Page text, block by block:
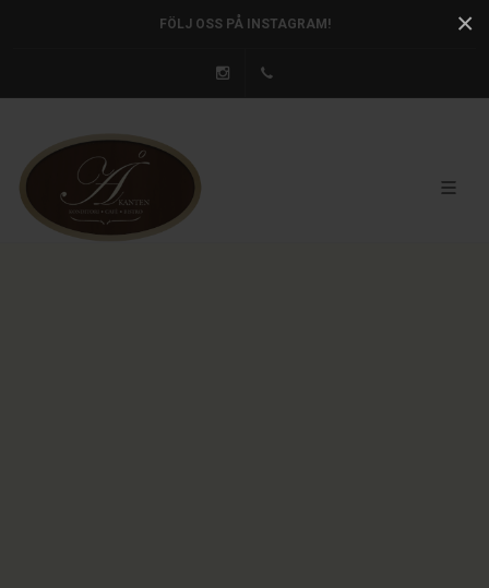
×
FÖLJ OSS PÅ INSTAGRAM!
Instagram